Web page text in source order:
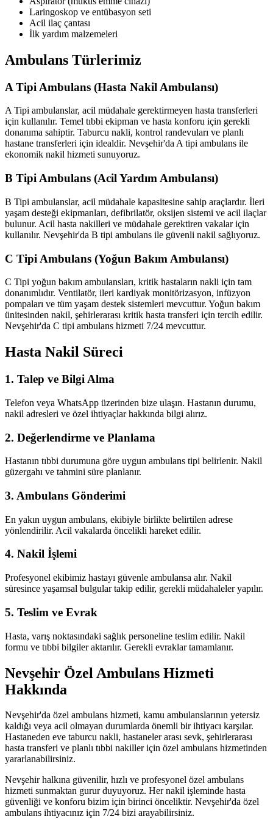
Laringoskop ve entübasyon seti
Acil ilaç çantası
İlk yardım malzemeleri
Ambulans Türlerimiz
A Tipi Ambulans (Hasta Nakil Ambulansı)
A Tipi ambulanslar, acil müdahale gerektirmeyen hasta transferleri
için kullanılır. Temel tıbbi ekipman ve hasta konforu için gerekli
donanıma sahiptir. Taburcu nakli, kontrol randevuları ve planlı
hastane transferleri için idealdir. Nevşehir'da A tipi ambulans ile
ekonomik nakil hizmeti sunuyoruz.
B Tipi Ambulans (Acil Yardım Ambulansı)
B Tipi ambulanslar, acil müdahale kapasitesine sahip araçlardır. İleri
yaşam desteği ekipmanları, defibrilatör, oksijen sistemi ve acil ilaçlar
bulunur. Acil hasta nakilleri ve müdahale gerektiren vakalar için
kullanılır. Nevşehir'da B tipi ambulans ile güvenli nakil sağlıyoruz.
C Tipi Ambulans (Yoğun Bakım Ambulansı)
C Tipi yoğun bakım ambulansları, kritik hastaların nakli için tam
donanımlıdır. Ventilatör, ileri kardiyak monitörizasyon, infüzyon
pompaları ve tüm yaşam destek sistemleri mevcuttur. Yoğun bakım
ünitesinden nakil, şehirlerarası kritik hasta transferi için tercih edilir.
Nevşehir'da C tipi ambulans hizmeti 7/24 mevcuttur.
Hasta Nakil Süreci
1. Talep ve Bilgi Alma
Telefon veya WhatsApp üzerinden bize ulaşın. Hastanın durumu,
nakil adresleri ve özel ihtiyaçlar hakkında bilgi alırız.
2. Değerlendirme ve Planlama
Hastanın tıbbi durumuna göre uygun ambulans tipi belirlenir. Nakil
güzergahı ve tahmini süre planlanır.
3. Ambulans Gönderimi
En yakın uygun ambulans, ekibiyle birlikte belirtilen adrese
yönlendirilir. Acil vakalarda öncelikli hareket edilir.
4. Nakil İşlemi
Profesyonel ekibimiz hastayı güvenle ambulansa alır. Nakil
süresince yaşamsal bulgular takip edilir, gerekli müdahaleler yapılır.
5. Teslim ve Evrak
Hasta, varış noktasındaki sağlık personeline teslim edilir. Nakil
formu ve tıbbi bilgiler aktarılır. Gerekli evraklar tamamlanır.
Nevşehir Özel Ambulans Hizmeti
Hakkında
Nevşehir'da özel ambulans hizmeti, kamu ambulanslarının yetersiz
kaldığı veya acil olmayan durumlarda önemli bir ihtiyacı karşılar.
Hastaneden eve taburcu nakli, hastaneler arası sevk, şehirlerarası
hasta transferi ve planlı tıbbi nakiller için özel ambulans hizmetinden
yararlanabilirsiniz.
Nevşehir halkına güvenilir, hızlı ve profesyonel özel ambulans
hizmeti sunmaktan gurur duyuyoruz. Her nakil işleminde hasta
güvenliği ve konforu bizim için birinci önceliktir. Nevşehir'da özel
ambulans ihtiyacınız için 7/24 bizi arayabilirsiniz.